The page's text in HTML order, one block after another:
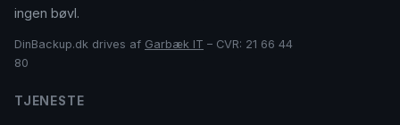
ingen bøvl.
DinBackup.dk drives af Garbæk IT – CVR: 21 66 44
80
TJENESTE